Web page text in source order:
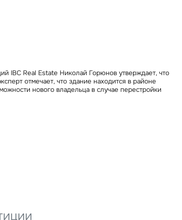
IBC Real Estate Николай Горюнов утверждает, что
отмечает, что здание находится в районе
нового владельца в случае перестройки